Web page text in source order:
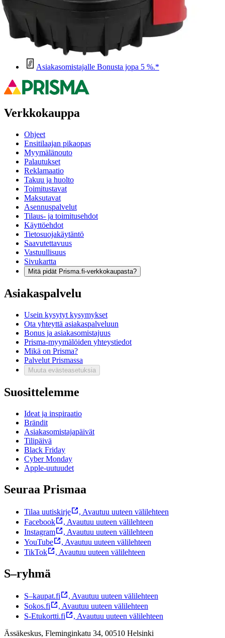
Anna palautetta Avautuu uuteen välilehteen
Ilmainen palautus 30 päivää.*
Nouto myymälästä ilman toimituskuluja.
Asiakasomistajalle Bonusta jopa 5 %.*
Verkkokauppa
Ohjeet
Ensitilaajan pikaopas
Myymälänouto
Palautukset
Reklamaatio
Takuu ja huolto
Toimitustavat
Maksutavat
Asennuspalvelut
Tilaus- ja toimitusehdot
Käyttöehdot
Tietosuojakäytäntö
Saavutettavuus
Vastuullisuus
Sivukartta
Mitä pidät Prisma.fi-verkkokaupasta?
Asiakaspalvelu
Usein kysytyt kysymykset
Ota yhteyttä asiakaspalveluun
Bonus ja asiakasomistajuus
Prisma-myymälöiden yhteystiedot
Mikä on Prisma?
Palvelut Prismassa
Muuta evästeasetuksia
Suosittelemme
Ideat ja inspiraatio
Brändit
Asiakasomistajapäivät
Tilipäivä
Black Friday
Cyber Monday
Apple-uutuudet
Seuraa Prismaa
Tilaa uutiskirje , Avautuu uuteen välilehteen
Facebook
, Avautuu uuteen välilehteen
Instagram
, Avautuu uuteen välilehteen
YouTube
, Avautuu uuteen välilehteen
TikTok
, Avautuu uuteen välilehteen
S–ryhmä
S–kaupat.fi , Avautuu uuteen välilehteen
Sokos.fi
, Avautuu uuteen välilehteen
S-Etukortti.fi
, Avautuu uuteen välilehteen
Ässäkeskus, Fleminginkatu 34, 00510 Helsinki